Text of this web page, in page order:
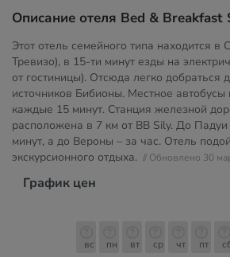
Описание отеля Bed & Breakfast
Этот отель семейного типа находится в
Тревизо), в 15-ти минут езды на
от гостиницы). Отсюда легко добраться
источников Бибионы. Местное автобусы
каждые 15 минут. Станция железной
расположена в 7 км от BB Sily. До
минут, а до Вероны – за час. Отель
экскурсионного отдыха. // Обновлено 30
График цен
вс пн вт ср чт пт